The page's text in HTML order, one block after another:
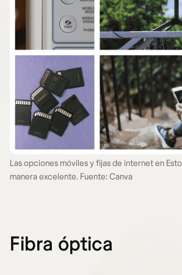
Las opciones móviles y fijas de internet en
manera excelente. Fuente: Canva
Fibra óptica